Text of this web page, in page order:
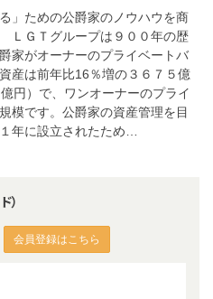
」ための公爵家のノウハウを商
ＬＧＴグループは９００年の歴
家がオーナーのプライベートバ
産は前年比16％増の３６７５億
円）で、ワンオーナーのプライ
模です。公爵家の資産管理を目
年に設立されたため…
）
会員登録はこちら